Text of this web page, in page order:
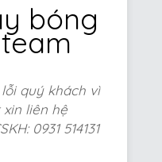
bóng
quý khách vì
liên hệ
0931 514131